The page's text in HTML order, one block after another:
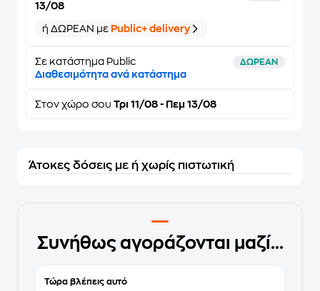
13/08
ή ΔΩΡΕΑΝ με Public+ delivery
Σε κατάστημα Public ΔΩΡΕΑΝ
Διαθεσιμότητα ανά κατάστημα
Στον χώρο σου Τρι 11/08 - Πεμ 13/08
Άτοκες δόσεις με ή χωρίς πιστωτική
Συνήθως αγοράζονται μαζί...
Τώρα βλέπεις αυτό